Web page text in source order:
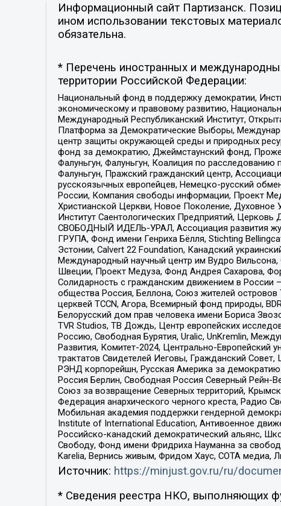
Информационный сайт Партизанск.
ином использовании текстовых
обязательна.
* Перечень иностранных и
территории Российской Федерации:
Национальный фонд в поддержку демократии,
экономическому и правовому развитию,
Международный Республиканский Институт,
Платформа за Демократические Выборы,
центр защиты окружающей среды и природных
фонд за демократию, Джеймстаунский фонд,
Фалуньгун, Фалуньгун, Коалиция по
Фалуньгун, Пражский гражданский центр,
русскоязычных европейцев, Немецко-русский
России, Компания свободы информации, Проект
Христианской Церкви, Новое Поколение,
Институт Саентологических Предприятий,
СВОБОДНЫЙ ИДЕЛЬ-УРАЛ, Ассоциация развития
ГРУПА, Фонд имени Генриха Бёлля, Stichting
Эстонии, Calvert 22 Foundation, Канадский
Международный научный центр им Вудро Вильсона,
Швеции, Проект Медуза, Фонд Андрея Сахарова,
Солидарность с гражданским движением в России
общества Россия, Беллона, Союз жителей
церквей TCCN, Агора, Всемирный фонд природы,
Белорусский дом прав человека имени Бориса
TVR Studios, ТВ Дождь, Центр европейских
Россию, Свободная Бурятия, Uralic, UnKremlin,
Развития, Комитет-2024, Центрально-Европейский
трактатов Свидетелей Иеговы, Гражданский Совет,
РЭНД корпорейшн, Русская Америка за
Россия Берлин, Свободная Россия Северный Рейн-
Союз за возвращение Северных территорий,
Федерация анархического черного креста, Радио
Мобильная академия поддержки гендерной
Institute of International Education, Антивоенное
Российско-канадский демократический альянс,
Свободу, Фонд имени Фридриха Науманна за
Karelia, Вернись живым, Фридом Хаус, СОТА медиа,
Источник: https://minjust.gov.ru/ru/
* Сведения реестра НКО, выполняющих